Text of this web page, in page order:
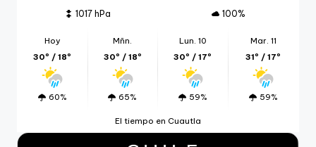
1017 hPa
100%
Hoy
30º / 18º
60%
Mñn.
30º / 18º
65%
Lun. 10
30º / 17º
59%
Mar. 11
31º / 17º
59%
El tiempo en Cuautla